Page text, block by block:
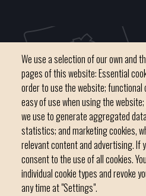
C / del Convent, s/n
Phone 971 84 91 00 -
We use a selection of our own and
pages of this website: Essential
order to use the website;
easy of use when using the
we use to generate aggregated
statistics; and marketing cookies,
relevant content and advertising. If
consent to the use of all cookies.
individual cookie types and revoke
any time at "Settings".